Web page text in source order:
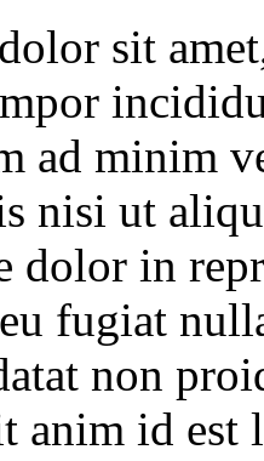
sit
ad minim
nisi ut
dolor in
fugiat
non
anim id est